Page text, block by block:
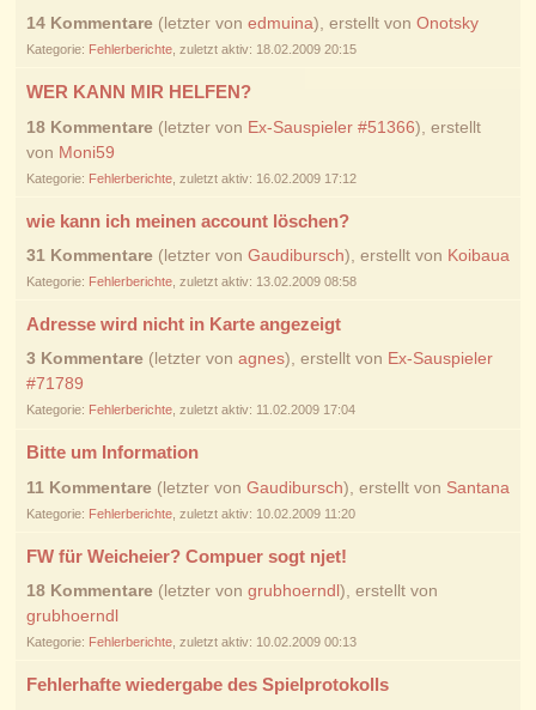
14 Kommentare(letzter von edmuina), erstellt von Onotsky
Kategorie: Fehlerberichte, zuletzt aktiv: 18.02.2009 20:15
WER KANN MIR HELFEN?
18 Kommentare(letzter von Ex-Sauspieler #51366), erstellt
von Moni59
Kategorie: Fehlerberichte, zuletzt aktiv: 16.02.2009 17:12
wie kann ich meinen account löschen?
31 Kommentare(letzter von Gaudibursch), erstellt von Koibaua
Kategorie: Fehlerberichte, zuletzt aktiv: 13.02.2009 08:58
Adresse wird nicht in Karte angezeigt
3 Kommentare(letzter von agnes), erstellt von Ex-Sauspieler
#71789
Kategorie: Fehlerberichte, zuletzt aktiv: 11.02.2009 17:04
Bitte um Information
11 Kommentare(letzter von Gaudibursch), erstellt von Santana
Kategorie: Fehlerberichte, zuletzt aktiv: 10.02.2009 11:20
FW für Weicheier? Compuer sogt njet!
18 Kommentare(letzter von grubhoerndl), erstellt von
grubhoerndl
Kategorie: Fehlerberichte, zuletzt aktiv: 10.02.2009 00:13
Fehlerhafte wiedergabe des Spielprotokolls